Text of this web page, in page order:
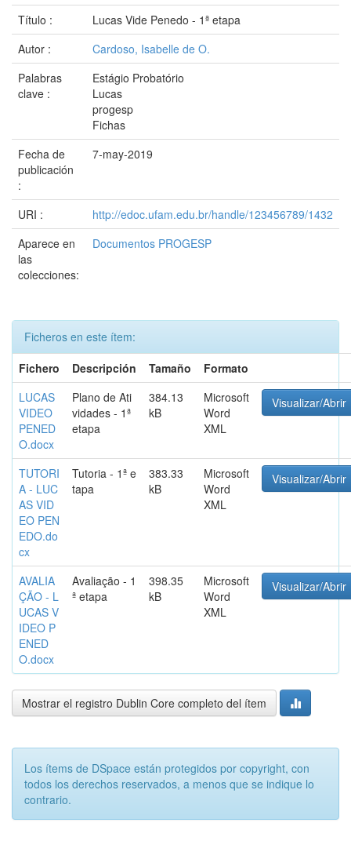
Título :
Lucas Vide Penedo - 1ª etapa
Autor :
Cardoso, Isabelle de O.
Palabras
clave :
Estágio Probatório
Lucas
progesp
Fichas
Fecha de
publicación
:
7-may-2019
URI :
http://edoc.ufam.edu.br/handle/123456789/1432
Aparece en
las
colecciones:
Documentos PROGESP
Ficheros en este ítem:
Fichero
Descripción Tamaño
Formato
LUCAS
VIDEO
PENED
O.docx
Plano de Ati
vidades - 1ª
etapa
384.13
kB
Microsoft
Word
XML
Visualizar/Abrir
TUTORI
A - LUC
AS VID
EO PEN
EDO.do
cx
Tutoria - 1ª e
tapa
383.33
kB
Microsoft
Word
XML
Visualizar/Abrir
AVALIA
ÇÃO - L
UCAS V
IDEO P
ENED
O.docx
Avaliação - 1
ª etapa
398.35
kB
Microsoft
Word
XML
Visualizar/Abrir
Mostrar el registro Dublin Core completo del ítem
Los ítems de DSpace están protegidos por copyright, con
todos los derechos reservados, a menos que se indique lo
contrario.